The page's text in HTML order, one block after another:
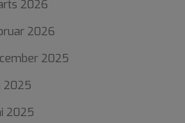
2026
2026
2025
2025
2025